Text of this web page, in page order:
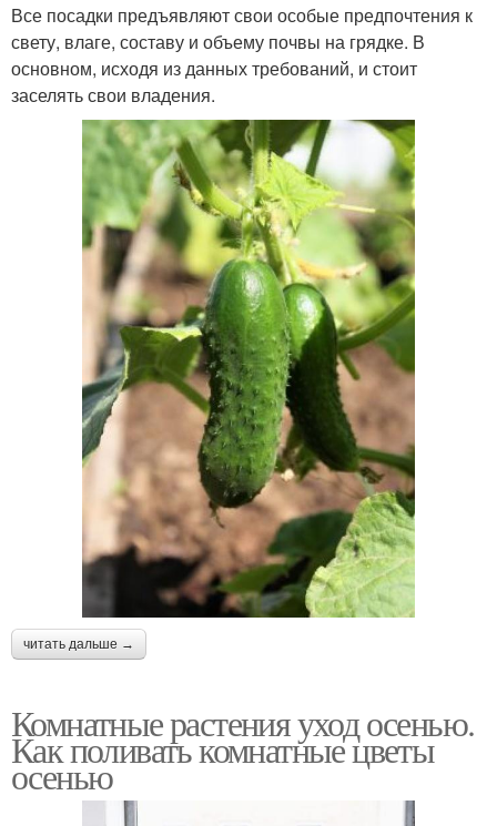
Все посадки предъявляют свои особые предпочтения к
свету, влаге, составу и объему почвы на грядке. В
основном, исходя из данных требований, и стоит
заселять свои владения.
читать дальше →
Комнатные растения уход осенью.
Как поливать комнатные цветы
осенью